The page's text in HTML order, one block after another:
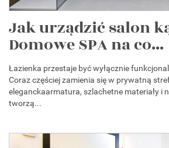
Jak urządzić salon
Domowe SPA na co...
Łazienka przestaje być wyłącznie
Coraz częściej zamienia się w prywatną
eleganckaarmatura, szlachetne materiały i
tworzą...